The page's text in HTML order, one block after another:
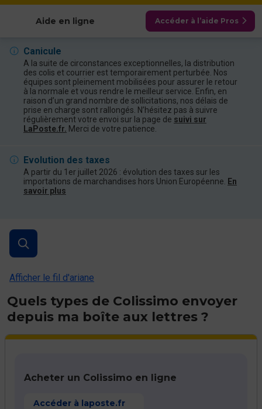
Aide en ligne Accéder à l’aide Pros
Canicule
A la suite de circonstances exceptionnelles, la distribution
des colis et courrier est temporairement perturbée. Nos
équipes sont pleinement mobilisées pour assurer le retour
à la normale et vous rendre le meilleur service. Enfin, en
raison d’un grand nombre de sollicitations, nos délais de
prise en charge sont rallongés. N’hésitez pas à suivre
régulièrement votre envoi sur la page de suivi sur
LaPoste.fr. Merci de votre patience.
Evolution des taxes
A partir du 1er juillet 2026 : évolution des taxes sur les
importations de marchandises hors Union Européenne.
En
savoir plus
Afficher le fil d'ariane
Quels types de Colissimo envoyer
depuis ma boîte aux lettres ?
Acheter un Colissimo en ligne
Accéder à laposte.fr